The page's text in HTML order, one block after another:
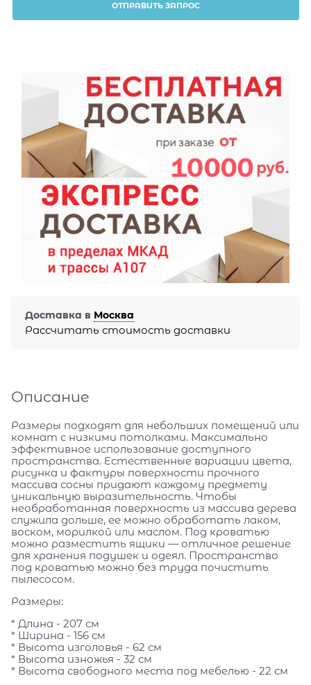
ОТПРАВИТЬ ЗАПРОС
Доставка в Москва
Рассчитать стоимость доставки
Описание
Размеры подходят для небольших помещений или
комнат с низкими потолками. Максимально
эффективное использование доступного
пространства. Естественные вариации цвета,
рисунка и фактуры поверхности прочного
массива сосны придают каждому предмету
уникальную выразительность. Чтобы
необработанная поверхность из массива дерева
служила дольше, ее можно обработать лаком,
воском, морилкой или маслом. Под кроватью
можно разместить ящики — отличное решение
для хранения подушек и одеял. Пространство
под кроватью можно без труда почистить
пылесосом.
Размеры:
* Длина - 207 см
* Ширина - 156 см
* Высота изголовья - 62 см
* Высота изножья - 32 см
* Высота свободного места под мебелью - 22 см